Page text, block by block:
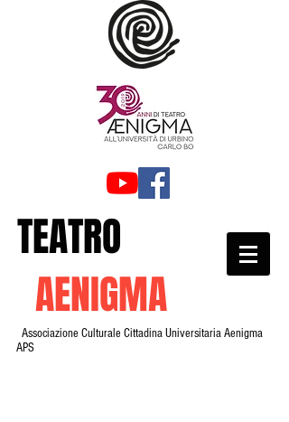
TEATRO
AENIGMA
Associazione Culturale Cittadina Universitaria Aenigma
APS